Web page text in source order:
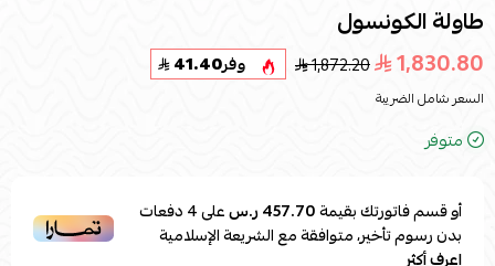
طاولة الكونسول
1,830.80
1,872.20 وفر41.40
السعر شامل الضريبة
متوفر
أو قسم فاتورتك بقيمة457.70 ر.س على4دفعات
بدون رسوم تأخير، متوافقة مع الشريعة الإسلامية
اعرف أكثر